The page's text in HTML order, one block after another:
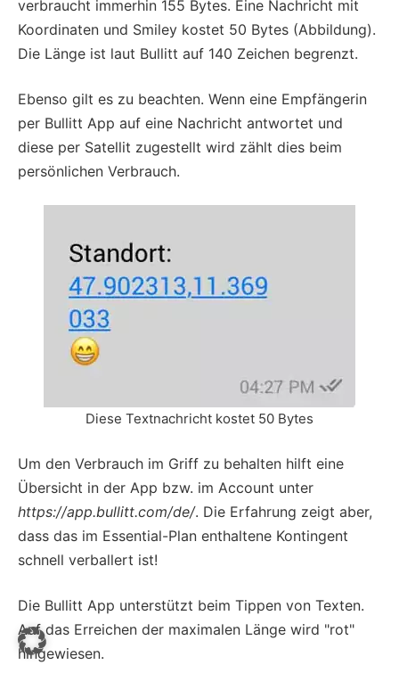
verbraucht immerhin 155 Bytes. Eine Nachricht mit
Koordinaten und Smiley kostet 50 Bytes (Abbildung).
Die Länge ist laut Bullitt auf 140 Zeichen begrenzt.
Ebenso gilt es zu beachten. Wenn eine Empfängerin
per Bullitt App auf eine Nachricht antwortet und
diese per Satellit zugestellt wird zählt dies beim
persönlichen Verbrauch.
Diese Textnachricht kostet 50 Bytes
Um den Verbrauch im Griff zu behalten hilft eine
Übersicht in der App bzw. im Account unter
https://app.bullitt.com/de/. Die Erfahrung zeigt aber,
dass das im Essential-Plan enthaltene Kontingent
schnell verballert ist!
Die Bullitt App unterstützt beim Tippen von Texten.
Auf das Erreichen der maximalen Länge wird "rot"
hingewiesen.